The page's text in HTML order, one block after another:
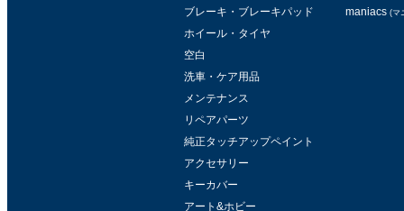
ブレーキ・ブレーキパッド
ホイール・タイヤ
空白
洗車・ケア用品
メンテナンス
リペアパーツ
純正タッチアップペイント
アクセサリー
キーカバー
アート&ホビー
maniacs (マ